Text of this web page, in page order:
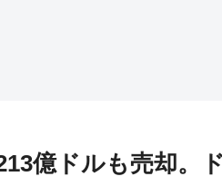
億ドルも売却。